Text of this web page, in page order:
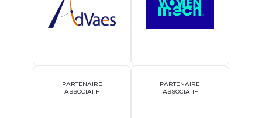
PARTENAIRE
ASSOCIATIF
PARTENAIRE
ASSOCIATIF